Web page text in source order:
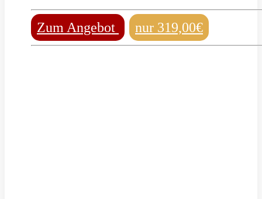
Zum Angebot nur 319,00€